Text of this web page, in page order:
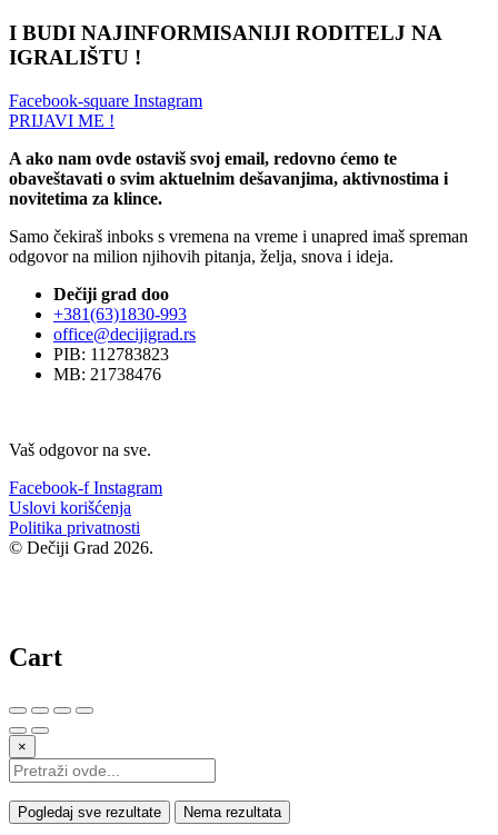
I BUDI NAJINFORMISANIJI RODITELJ NA
IGRALIŠTU !
Facebook-square Instagram
PRIJAVI ME !
A ako nam ovde ostaviš svoj email, redovno ćemo te
obaveštavati o svim aktuelnim dešavanjima, aktivnostima i
novitetima za klince.
Samo čekiraš inboks s vremena na vreme i unapred imaš spreman
odgovor na milion njihovih pitanja, želja, snova i ideja.
Dečiji grad doo
+381(63)1830-993
office@decijigrad.rs
PIB: 112783823
MB: 21738476
Vaš odgovor na sve.
Facebook-f Instagram
Uslovi korišćenja
Politika privatnosti
© Dečiji Grad 2026.
Cart
×
Pogledaj sve rezultate Nema rezultata